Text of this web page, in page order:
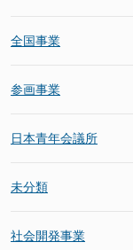
全国事業
参画事業
日本青年会議所
未分類
社会開発事業